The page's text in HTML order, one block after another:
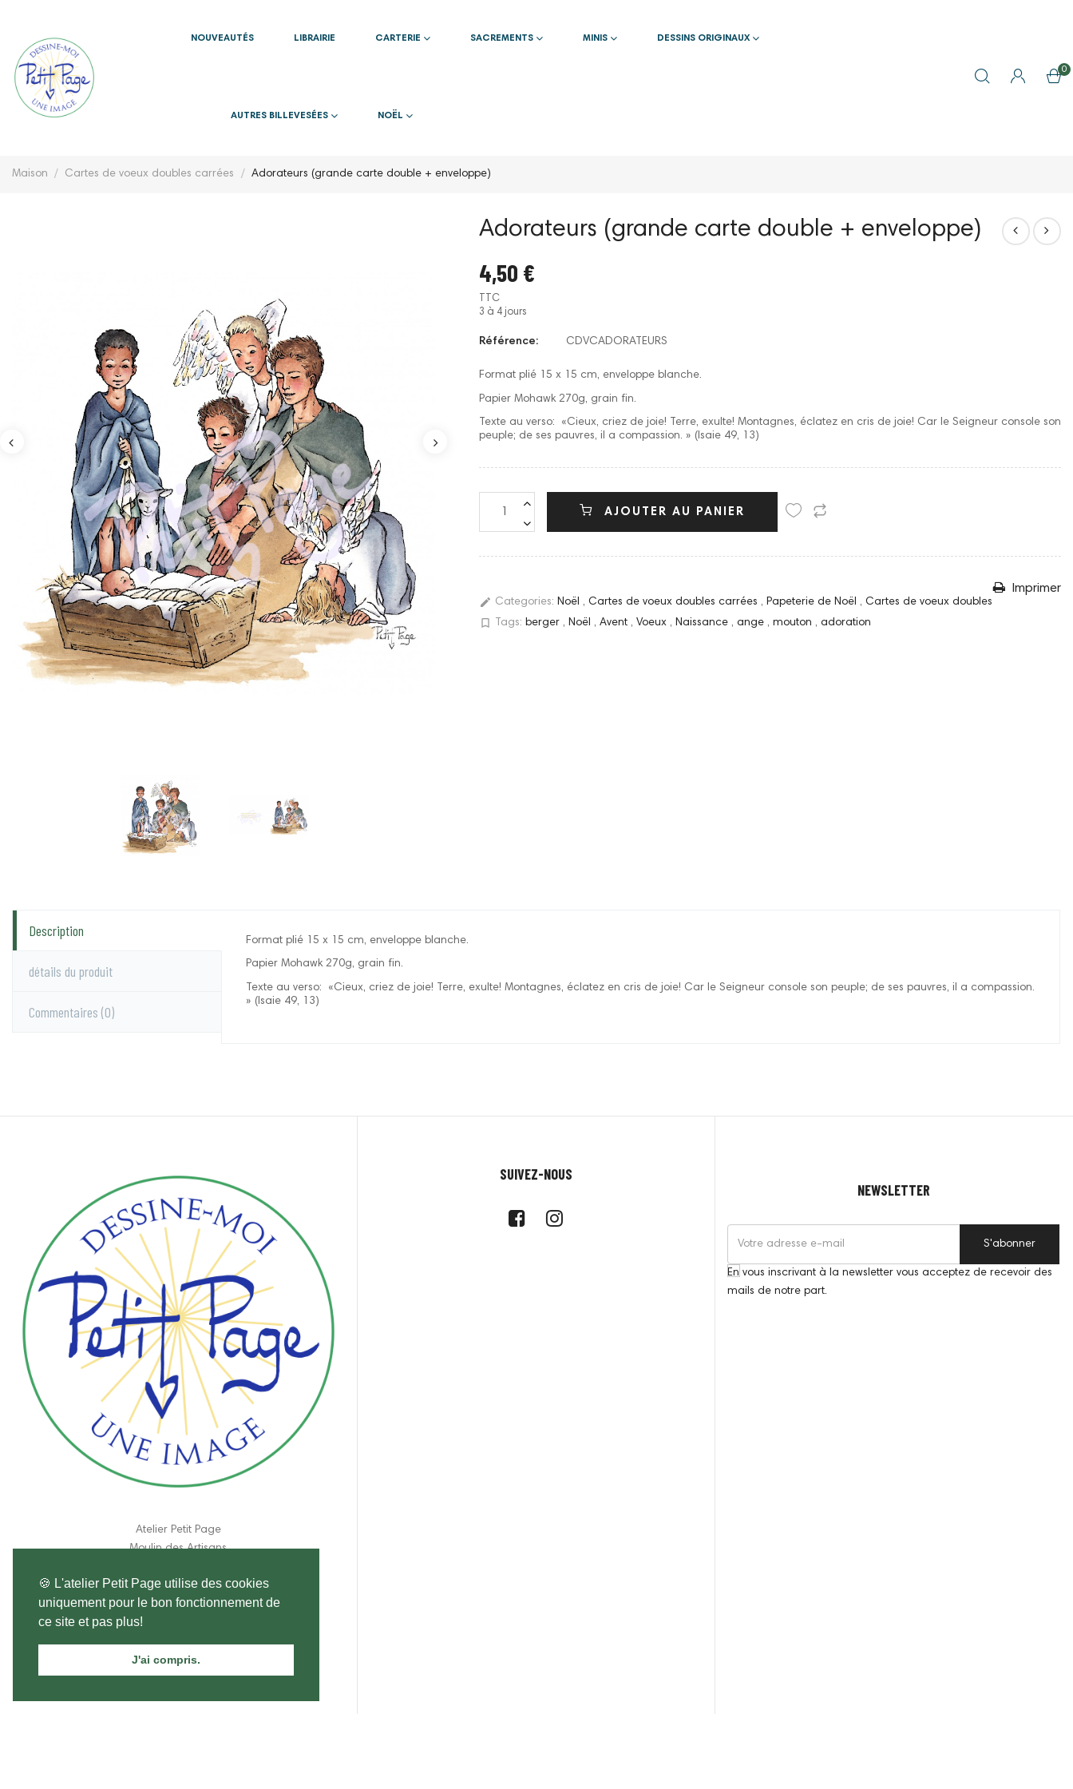
🍪 L'atelier Petit Page utilise des cookies
uniquement pour le bon fonctionnement de
ce site et pas plus!
J'ai compris.
NOUVEAUTÉS LIBRAIRIE CARTERIE SACREMENTS MINIS DESSINS ORIGINAUX
AUTRES BILLEVESÉES NOËL
0
Maison Cartes de voeux doubles carrées Adorateurs (grande carte double + enveloppe)
Adorateurs (grande carte double + enveloppe)
4,50 €
TTC
3 à 4 jours
Référence: CDVCADORATEURS
Format plié 15 x 15 cm, enveloppe blanche.
Papier Mohawk 270g, grain fin.
Texte au verso: «Cieux, criez de joie! Terre, exulte! Montagnes, éclatez en cris de joie! Car le Seigneur console son
peuple; de ses pauvres, il a compassion. » (Isaie 49, 13)
AJOUTER AU PANIER
Imprimer
edit Categories: Noël , Cartes de voeux doubles carrées , Papeterie de Noël , Cartes de voeux doubles
bookmark_border Tags: berger , Noël , Avent , Voeux , Naissance , ange , mouton , adoration
Description
détails du produit
Commentaires (0)
Format plié 15 x 15 cm, enveloppe blanche.
Papier Mohawk 270g, grain fin.
Texte au verso: «Cieux, criez de joie! Terre, exulte! Montagnes, éclatez en cris de joie! Car le Seigneur console son peuple; de ses pauvres, il a compassion.
» (Isaie 49, 13)
Atelier Petit Page
Moulin des Artisans
37460 Genillé
France
atelier.petitpage@gmail.com
SUIVEZ-NOUS
NEWSLETTER
S'abonner
En vous inscrivant à la newsletter vous acceptez de recevoir des
mails de notre part.